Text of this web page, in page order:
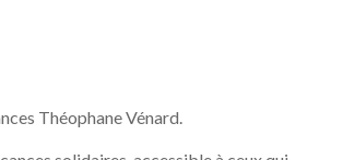
Théophane Vénard.